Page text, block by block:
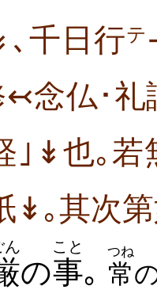
､千日行テ
↢念仏･
｣↡也｡
↡｡其次
ん
の事
こと
｡ 常
つね